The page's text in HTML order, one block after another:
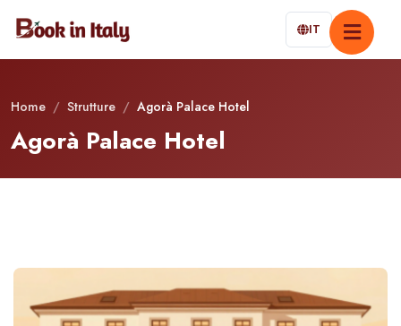
IT
Home / Strutture / Agorà Palace Hotel
Agorà Palace Hotel